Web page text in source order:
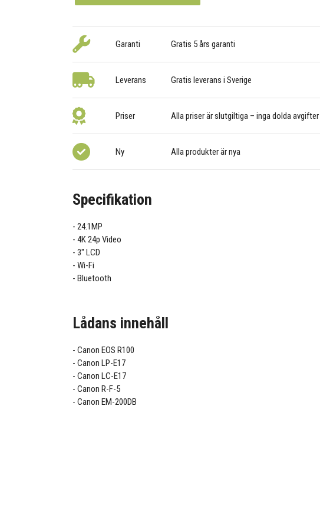
Garanti Gratis 5 års garanti
Leverans Gratis leverans i Sverige
Priser Alla priser är slutgiltiga – inga dolda avgifter
Ny Alla produkter är nya
Specifikation
24.1MP
4K 24p Video
3" LCD
Wi-Fi
Bluetooth
Lådans innehåll
Canon EOS R100
Canon LP-E17
Canon LC-E17
Canon R-F-5
Canon EM-200DB